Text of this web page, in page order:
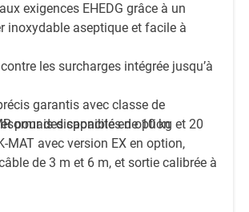
exigences EHEDG grâce à un
inoxydable aseptique et facile à
les surcharges intégrée jusqu’à
garantis avec classe de
pour des capacités de 10 kg et 20
disponible en option
MAT avec version EX en option,
de 3 m et 6 m, et sortie calibrée à